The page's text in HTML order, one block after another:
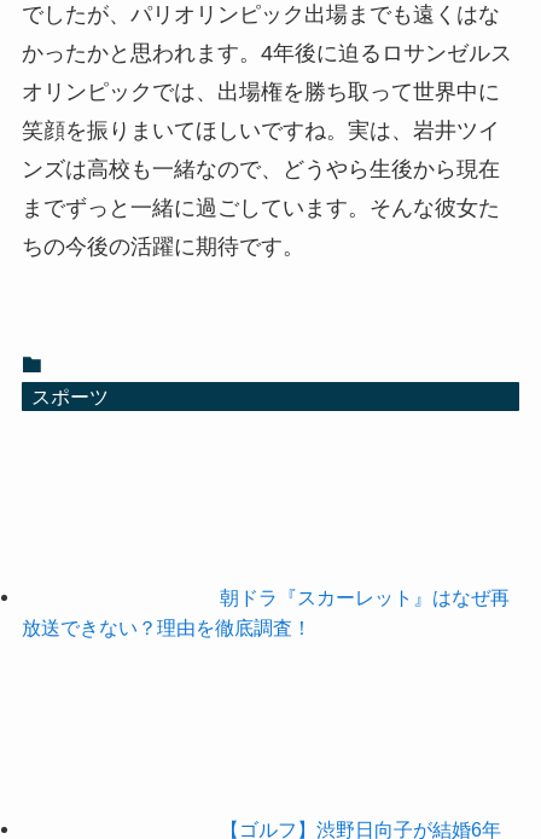
でしたが、パリオリンピック出場までも遠くはな
かったかと思われます。4年後に迫るロサンゼルス
オリンピックでは、出場権を勝ち取って世界中に
笑顔を振りまいてほしいですね。実は、岩井ツイ
ンズは高校も一緒なので、どうやら生後から現在
までずっと一緒に過ごしています。そんな彼女た
ちの今後の活躍に期待です。
スポーツ
朝ドラ『スカーレット』はなぜ再
放送できない？理由を徹底調査！
【ゴルフ】渋野日向子が結婚6年